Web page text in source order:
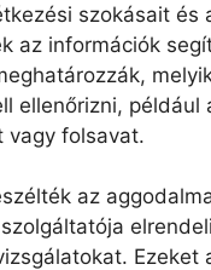
szokásait és
az információk
ellenőrizni, például
vagy folsavat.
az
Ezeket